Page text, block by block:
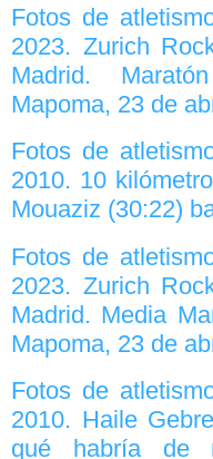
Fotos de
2023. Zurich
Madrid.
Mapoma, 23 de
Fotos de
2010. 10
Mouaziz (30:22)
Fotos de
2023. Zurich
Madrid. Media
Mapoma, 23 de
Fotos de
2010. Haile
qué habría de